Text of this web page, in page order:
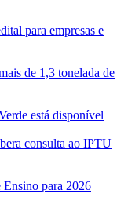
para empresas e
de 1,3 tonelada de
está disponível
consulta ao IPTU
para 2026